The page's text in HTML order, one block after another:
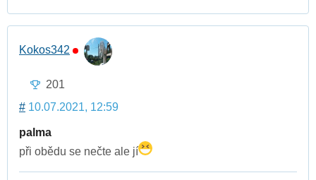
Kokos342
201
# 10.07.2021, 12:59
palma
při obědu se nečte ale jí